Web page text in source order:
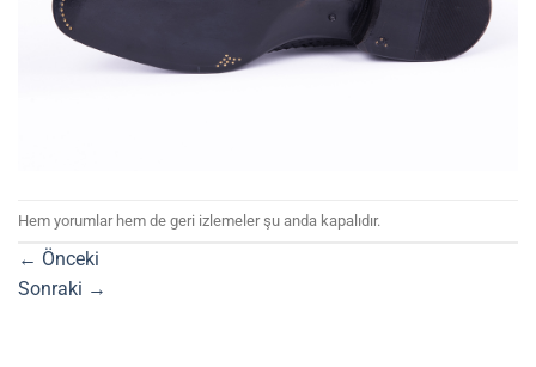
Hem yorumlar hem de geri izlemeler şu anda kapalıdır.
← Önceki
Sonraki →